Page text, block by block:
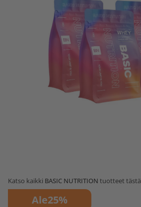
Katso kaikki BASIC NUTRITION tuotteet tästä
Ale25%